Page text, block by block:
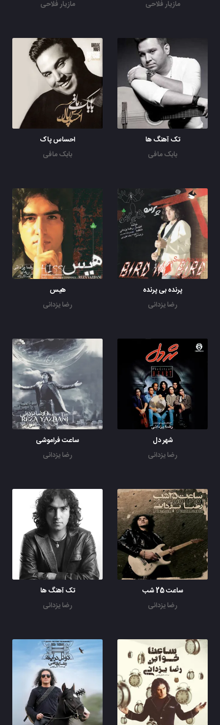
مازیار فلاحی مازیار فلاحی
تک آهنگ ها
بابک مافی
احساس پاک
بابک مافی
پرنده بی پرنده
رضا یزدانی
هیس
رضا یزدانی
شهر دل
رضا یزدانی
ساعت فراموشی
رضا یزدانی
ساعت 25 شب
رضا یزدانی
تک آهنگ ها
رضا یزدانی